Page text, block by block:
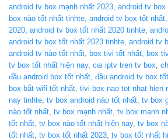
android tv box mạnh nhất 2023 android tv
box nào tốt nhất tinhte android tv box tốt nhất
2020 android tv box tốt nhất 2020 tinhte
android tv box tốt nhất 2023 tinhte android tv
android tv nào tốt nhất
box tivi tốt nhất box
tv box tốt nhất hiện nay, cai iptv tren tv box
đầu android box tốt nhất đầu android tv box
box bắt wifi tốt nhất tivi box nao tot nhat hien
nay tinhte tv box android nào tốt nhất tv box
nào tốt nhất tv box mạnh nhất tv box mạnh
tốt nhất tv box nào tốt nhất hiện nay, tv box
tốt nhất tv box tốt nhất 2023 tv box tốt nhất